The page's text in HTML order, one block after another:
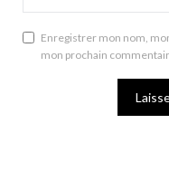
Enregistrer mon nom,
mon prochain